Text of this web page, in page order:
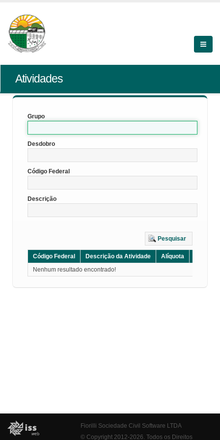
Atividades
Grupo
Desdobro
Código Federal
Descrição
Pesquisar
Código Federal Descrição da Atividade Alíquota
Nenhum resultado encontrado!
Fiorilli Sociedade Civil Software LTDA
© Copyright 2012-2026. Todos os Direitos